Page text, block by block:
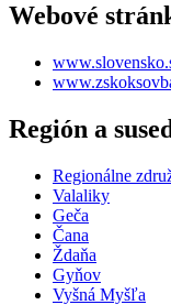
Webové
Región a
Regionálne
Valaliky
Geča
Čana
Ždaňa
Gyňov
Vyšná Myšľa